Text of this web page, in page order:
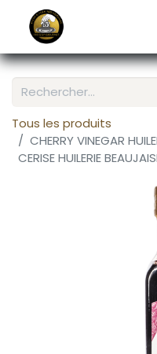
Tous les produits
CHERRY VINEGAR
CERISE HUILERIE